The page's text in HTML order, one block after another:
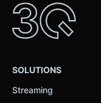
SOLUTIONS
Streaming